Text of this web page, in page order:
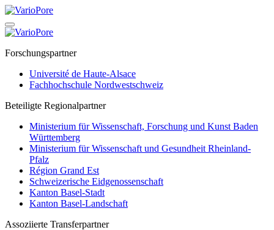
Springe
zum
Inhalt
Forschungspartner
Université de Haute-Alsace
Fachhochschule Nordwestschweiz
Beteiligte Regionalpartner
Ministerium für Wissenschaft, Forschung und Kunst Baden
Württemberg
Ministerium für Wissenschaft und Gesundheit Rheinland-
Pfalz
Région Grand Est
Schweizerische Eidgenossenschaft
Kanton Basel-Stadt
Kanton Basel-Landschaft
Assoziierte Transferpartner